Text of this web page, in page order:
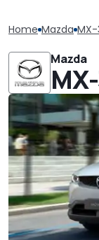
Home Mazda
Mazda